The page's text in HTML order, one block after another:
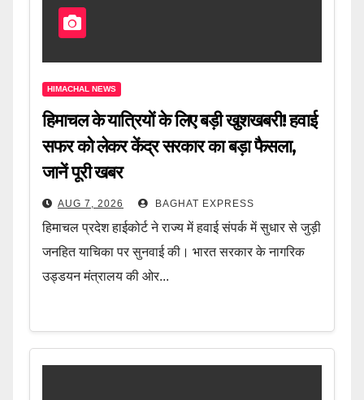
HIMACHAL NEWS
हिमाचल के यात्रियों के लिए बड़ी खुशखबरी! हवाई
सफर को लेकर केंद्र सरकार का बड़ा फैसला,
जानें पूरी खबर
AUG 7, 2026 BAGHAT EXPRESS
हिमाचल प्रदेश हाईकोर्ट ने राज्य में हवाई संपर्क में सुधार से जुड़ी
जनहित याचिका पर सुनवाई की। भारत सरकार के नागरिक
उड्डयन मंत्रालय की ओर...